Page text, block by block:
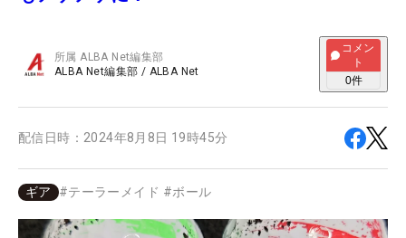
所属ALBA Net編集部
ALBA Net編集部 / ALBA Net
コメン
ト
0件
配信日時： 2024年8月8日 19時45分
ギア #テーラーメイド #ボール